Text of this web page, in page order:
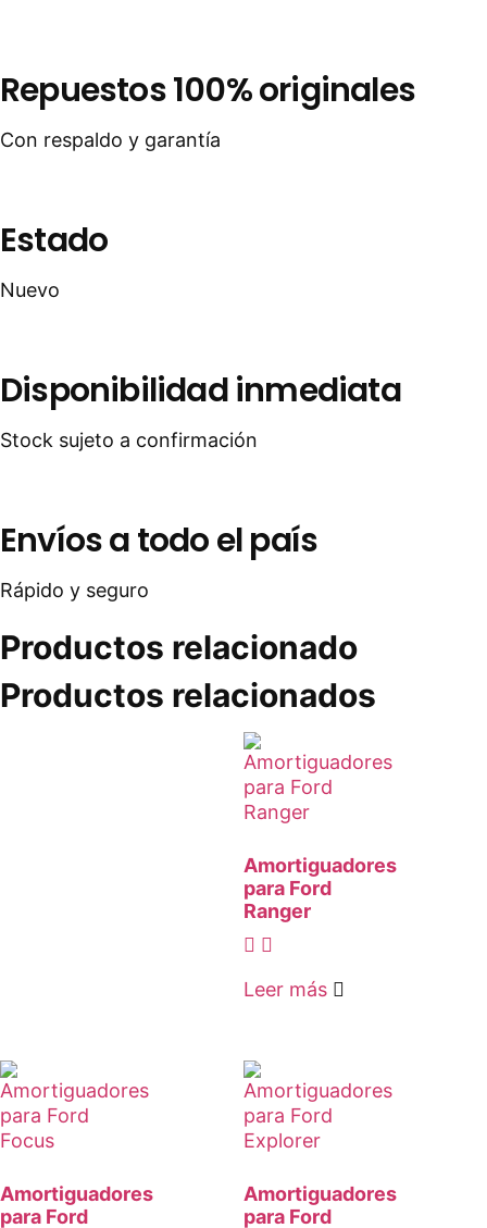
Repuestos 100% originales
Con respaldo y garantía
Estado
Nuevo
Disponibilidad inmediata
Stock sujeto a confirmación
Envíos a todo el país
Rápido y seguro
Productos relacionado
Productos relacionados
Amortiguadores
para Ford
Ranger
Leer más
Amortiguadores
para Ford
Amortiguadores
para Ford